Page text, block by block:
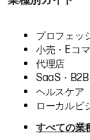
プロフェッ
小売・Eコ
代理店
SaaS・
ヘルスケア
ローカルビ
すべての業